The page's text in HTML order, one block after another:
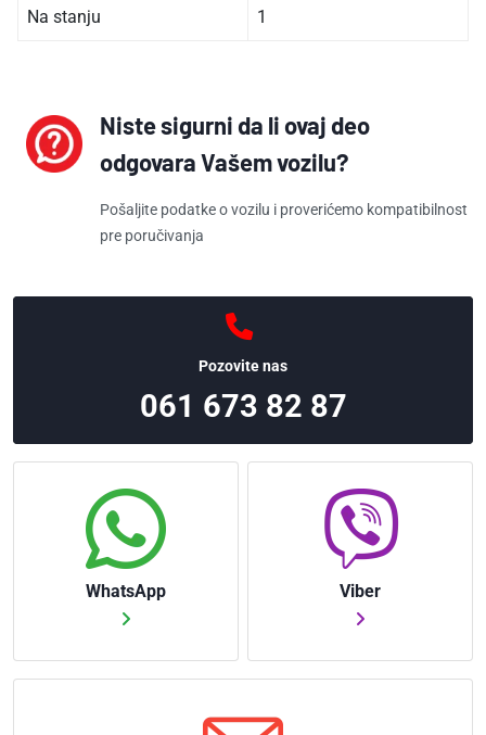
Na stanju 1
Niste sigurni da li ovaj deo
odgovara Vašem vozilu?
Pošaljite podatke o vozilu i proverićemo kompatibilnost
pre poručivanja
Pozovite nas
061 673 82 87
WhatsApp Viber